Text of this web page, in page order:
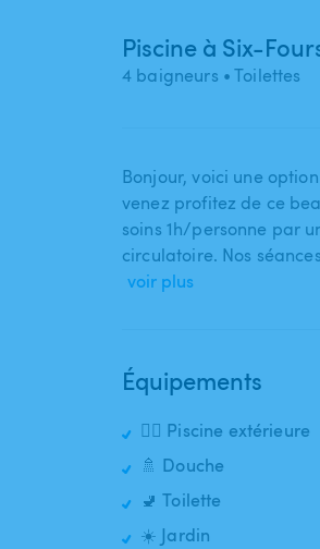
Piscine à Six-
4 baigneurs • Toilettes
Bonjour​,​ voici une
venez profitez de ce
soins 1h​/​personne par
circulatoire. Nos
voir plus
Équipements
🏊‍♂️ Piscine extérieure
🚿 Douche
🚽 Toilette
☀️ Jardin